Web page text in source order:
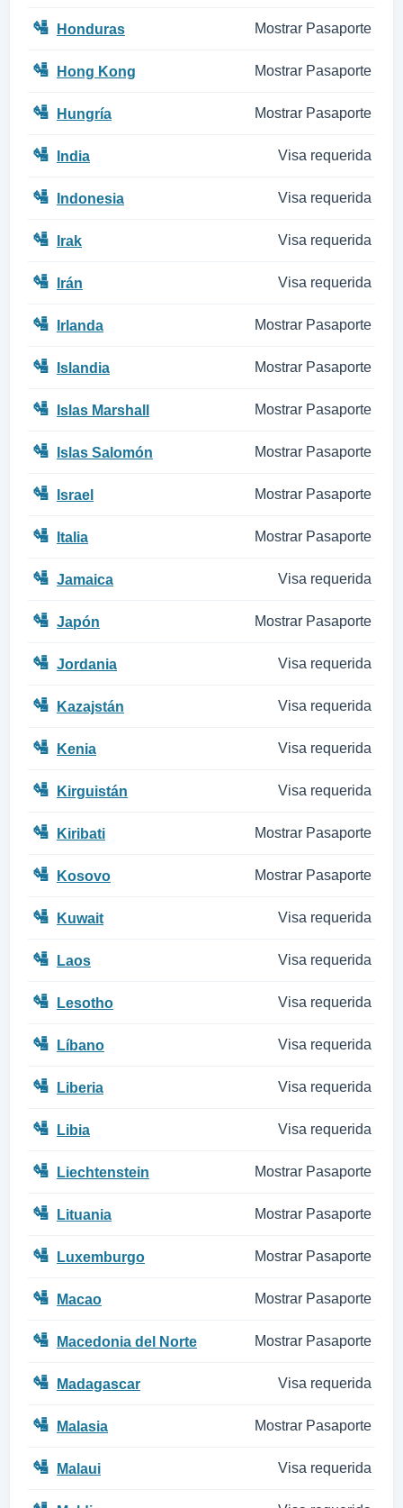
🛂 Honduras Mostrar Pasaporte
🛂 Hong Kong Mostrar Pasaporte
🛂 Hungría Mostrar Pasaporte
🛂 India Visa requerida
🛂 Indonesia Visa requerida
🛂 Irak Visa requerida
🛂 Irán Visa requerida
🛂 Irlanda Mostrar Pasaporte
🛂 Islandia Mostrar Pasaporte
🛂 Islas Marshall Mostrar Pasaporte
🛂 Islas Salomón Mostrar Pasaporte
🛂 Israel Mostrar Pasaporte
🛂 Italia Mostrar Pasaporte
🛂 Jamaica Visa requerida
🛂 Japón Mostrar Pasaporte
🛂 Jordania Visa requerida
🛂 Kazajstán Visa requerida
🛂 Kenia Visa requerida
🛂 Kirguistán Visa requerida
🛂 Kiribati Mostrar Pasaporte
🛂 Kosovo Mostrar Pasaporte
🛂 Kuwait Visa requerida
🛂 Laos Visa requerida
🛂 Lesotho Visa requerida
🛂 Líbano Visa requerida
🛂 Liberia Visa requerida
🛂 Libia Visa requerida
🛂 Liechtenstein Mostrar Pasaporte
🛂 Lituania Mostrar Pasaporte
🛂 Luxemburgo Mostrar Pasaporte
🛂 Macao Mostrar Pasaporte
🛂 Macedonia del Norte Mostrar Pasaporte
🛂 Madagascar Visa requerida
🛂 Malasia Mostrar Pasaporte
🛂 Malaui Visa requerida